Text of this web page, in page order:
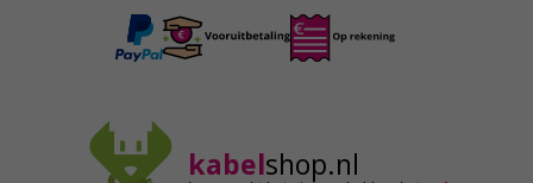
kabelshop.nl